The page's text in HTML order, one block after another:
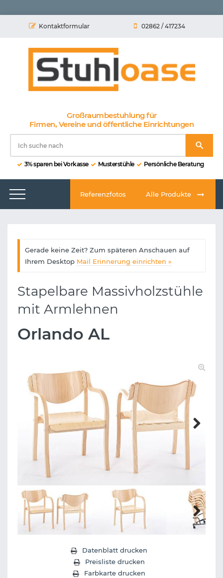
Kontaktformular 02862 / 417234
Großraumbestuhlung für
Firmen, Vereine und öffentliche Einrichtungen
3% sparen bei Vorkasse Musterstühle Persönliche Beratung
Referenzfotos Alle Produkte
Gerade keine Zeit? Zum späteren Anschauen auf
Ihrem Desktop Mail Erinnerung einrichten »
Stapelbare Massivholzstühle
mit Armlehnen
Orlando AL
Next
Datenblatt drucken
Preisliste drucken
Farbkarte drucken